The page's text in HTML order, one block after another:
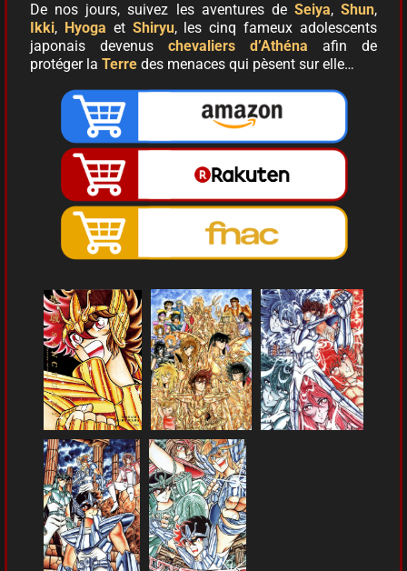
De nos jours, suivez les aventures de Seiya, Shun,
Ikki, Hyoga et Shiryu, les cinq fameux adolescents
japonais devenus chevaliers d’Athéna
afin de
protéger la Terre des menaces qui pèsent sur elle…